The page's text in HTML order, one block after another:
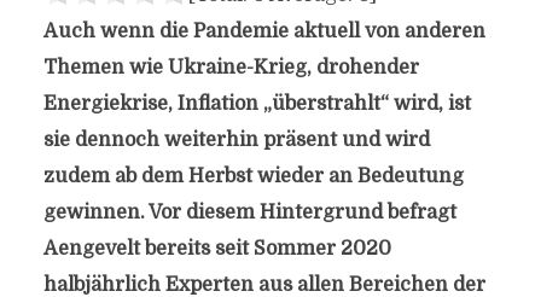
Auch wenn die Pandemie aktuell von anderen
Themen wie Ukraine-Krieg, drohender
Energiekrise, Inflation „überstrahlt“ wird, ist
sie dennoch weiterhin präsent und wird
zudem ab dem Herbst wieder an Bedeutung
gewinnen. Vor diesem Hintergrund befragt
Aengevelt bereits seit Sommer 2020
halbjährlich Experten aus allen Bereichen der